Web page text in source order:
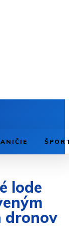
lode
dronov